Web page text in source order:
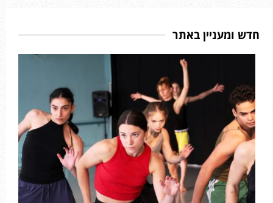
חדש ומעניין באתר